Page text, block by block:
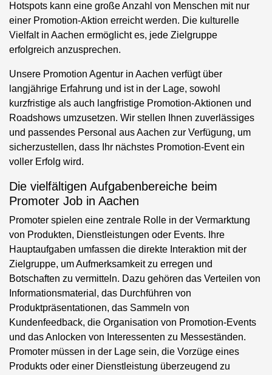
Hotspots kann eine große Anzahl von Menschen mit nur
einer Promotion-Aktion erreicht werden. Die kulturelle
Vielfalt in Aachen ermöglicht es, jede Zielgruppe
erfolgreich anzusprechen.
Unsere Promotion Agentur in Aachen verfügt über
langjährige Erfahrung und ist in der Lage, sowohl
kurzfristige als auch langfristige Promotion-Aktionen und
Roadshows umzusetzen. Wir stellen Ihnen zuverlässiges
und passendes Personal aus Aachen zur Verfügung, um
sicherzustellen, dass Ihr nächstes Promotion-Event ein
voller Erfolg wird.
Die vielfältigen Aufgabenbereiche beim
Promoter Job in Aachen
Promoter spielen eine zentrale Rolle in der Vermarktung
von Produkten, Dienstleistungen oder Events. Ihre
Hauptaufgaben umfassen die direkte Interaktion mit der
Zielgruppe, um Aufmerksamkeit zu erregen und
Botschaften zu vermitteln. Dazu gehören das Verteilen von
Informationsmaterial, das Durchführen von
Produktpräsentationen, das Sammeln von
Kundenfeedback, die Organisation von Promotion-Events
und das Anlocken von Interessenten zu Messeständen.
Promoter müssen in der Lage sein, die Vorzüge eines
Produkts oder einer Dienstleistung überzeugend zu